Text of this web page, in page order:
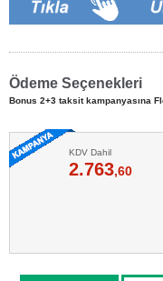
Ödeme Seçenekleri
Bonus 2+3 taksit kampanyasına
KDV Dahil
2.763,60